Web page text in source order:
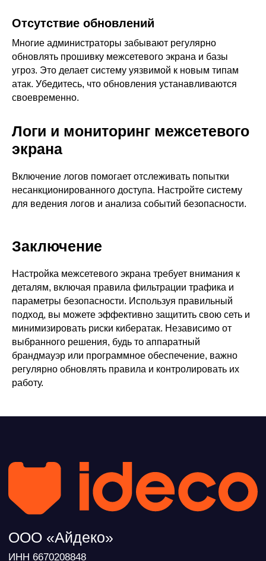
Отсутствие обновлений
Многие администраторы забывают регулярно
обновлять прошивку межсетевого экрана и базы
угроз. Это делает систему уязвимой к новым типам
атак. Убедитесь, что обновления устанавливаются
своевременно.
Логи и мониторинг межсетевого
экрана
Включение логов помогает отслеживать попытки
несанкционированного доступа. Настройте систему
для ведения логов и анализа событий безопасности.
Заключение
Настройка межсетевого экрана требует внимания к
деталям, включая правила фильтрации трафика и
параметры безопасности. Используя правильный
подход, вы можете эффективно защитить свою сеть и
минимизировать риски кибератак. Независимо от
выбранного решения, будь то аппаратный
брандмауэр или программное обеспечение, важно
регулярно обновлять правила и контролировать их
работу.
© ideco 2005-2026 · Все права защищены
Условия использования
Продление лицензий
Обучение в вузах
Выбрать
интегратора
О компании
Новости
Признание и аналитика
Карьера в Ideco
Сравнение версий
Прошлые ревизии ПАК
Релизы Ideco
Информационная
безопасность в решениях
Дорожная карта
ВКонтакте
Youtube
Файрвольная
Создаем вместе